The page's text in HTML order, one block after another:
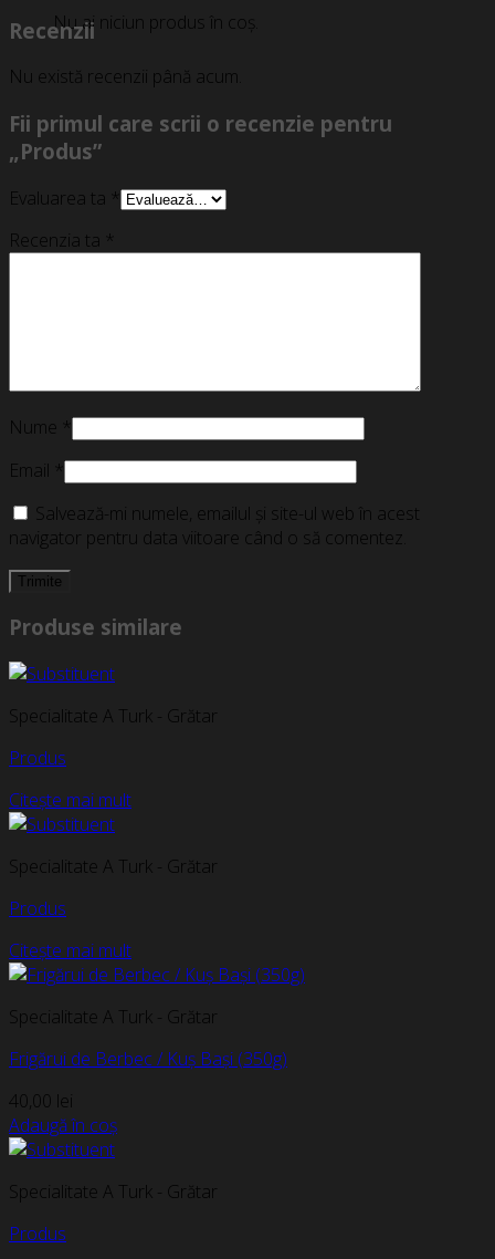
Nu ai niciun produs în coș.
Recenzii
Nu există recenzii până acum.
Fii primul care scrii o recenzie pentru
„Produs”
Evaluarea ta *
Recenzia ta *
Nume *
Email *
Salvează-mi numele, emailul și site-ul web în acest
navigator pentru data viitoare când o să comentez.
Produse similare
Specialitate A Turk - Grătar
Produs
Citește mai mult
Specialitate A Turk - Grătar
Produs
Citește mai mult
Specialitate A Turk - Grătar
Frigărui de Berbec / Kuș Bași (350g)
40,00 lei
Adaugă în coș
Specialitate A Turk - Grătar
Produs